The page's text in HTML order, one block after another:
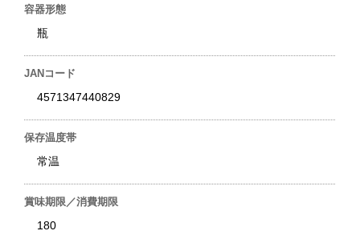
容器形態
瓶
JANコード
4571347440829
保存温度帯
常温
賞味期限／消費期限
180